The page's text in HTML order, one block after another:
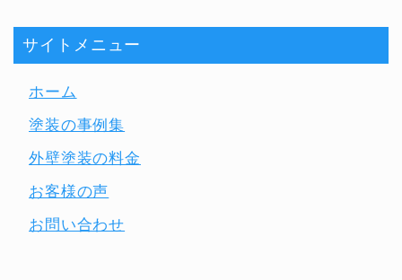
サイトメニュー
ホーム
塗装の事例集
外壁塗装の料金
お客様の声
お問い合わせ